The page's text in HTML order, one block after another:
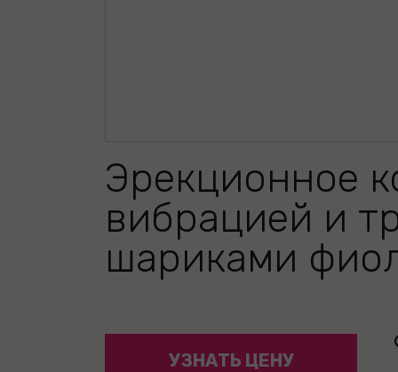
Эрекционное
вибрацией и
шариками
УЗНАТЬ ЦЕНУ